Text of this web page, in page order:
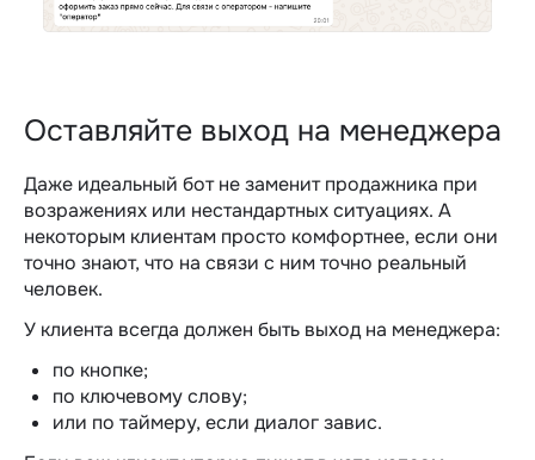
Оставляйте выход на менеджера
Даже идеальный бот не заменит продажника при
возражениях или нестандартных ситуациях. А
некоторым клиентам просто комфортнее, если они
точно знают, что на связи с ним точно реальный
человек.
У клиента всегда должен быть выход на менеджера:
по кнопке;
по ключевому слову;
или по таймеру, если диалог завис.